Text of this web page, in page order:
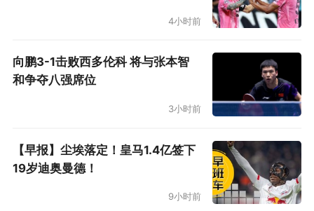
4小时前
向鹏3-1击败西多伦科 将与张本智
和争夺八强席位
3小时前
【早报】尘埃落定！皇马1.4亿签下
19岁迪奥曼德！
9小时前